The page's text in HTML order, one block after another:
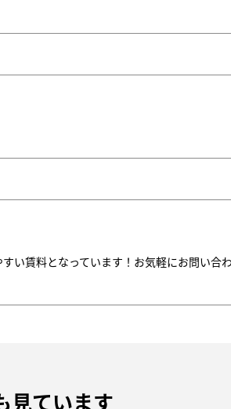
い賃料となっています！お気軽にお問い合
見ています